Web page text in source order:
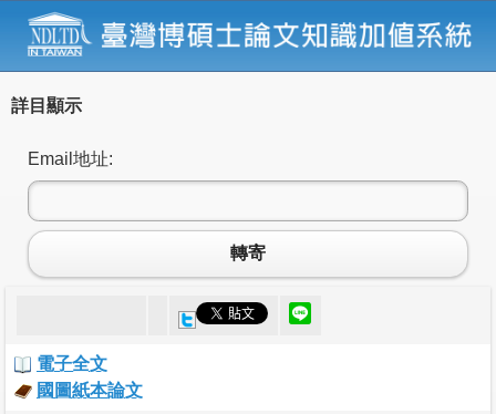
詳目顯示
Email地址:
轉寄
電子全文
國圖紙本論文